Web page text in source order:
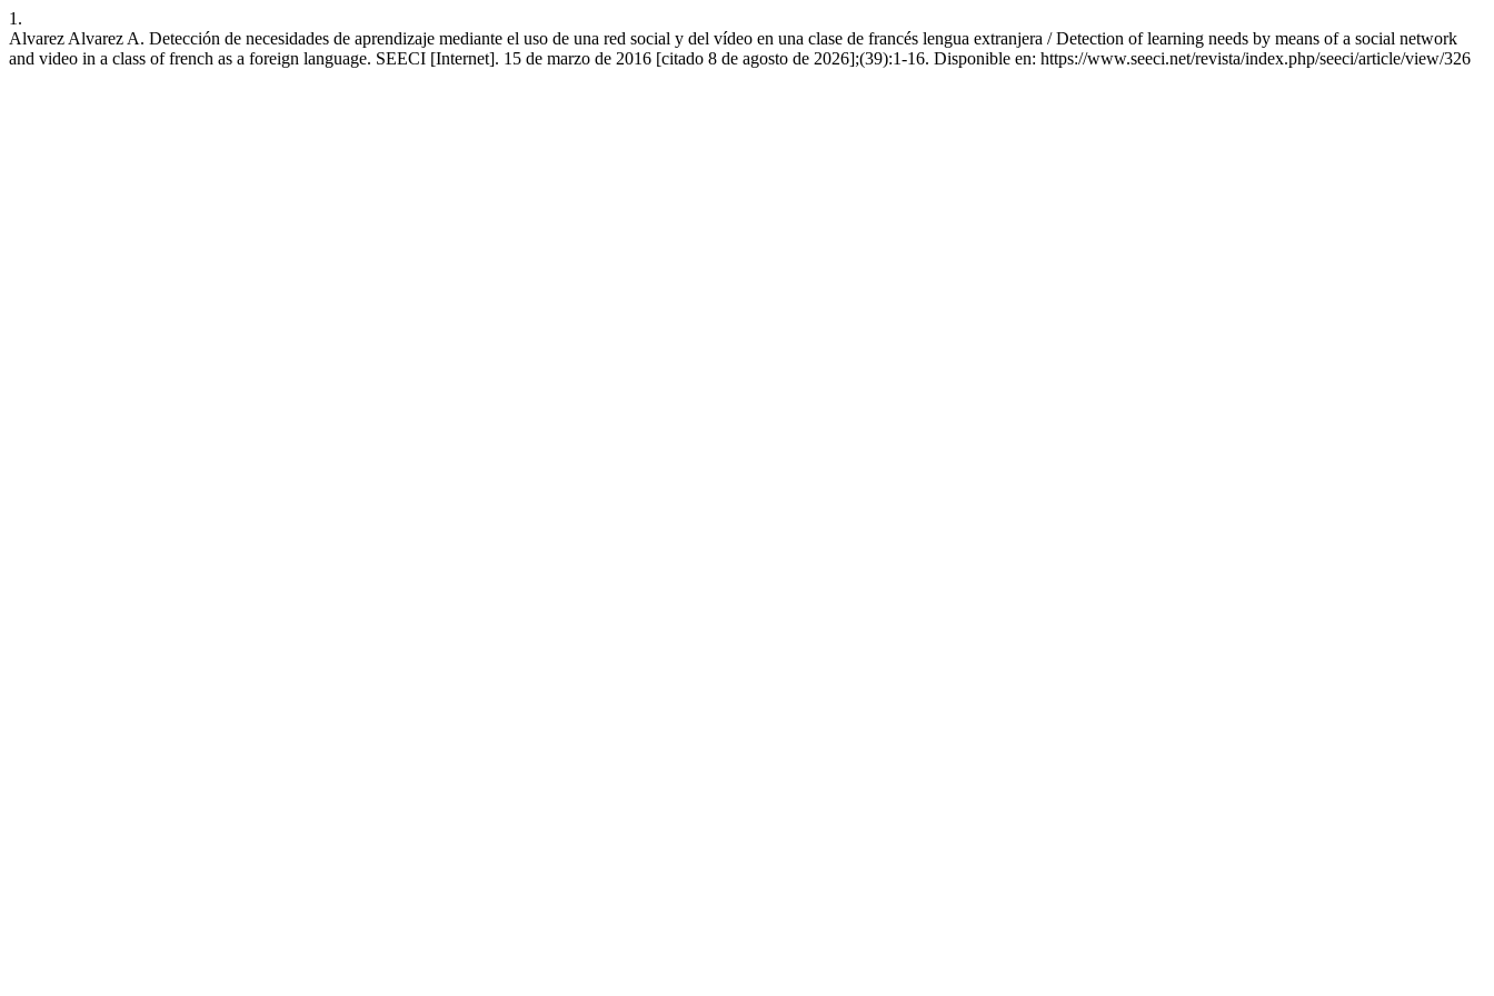
1.
Alvarez Alvarez A. Detección de necesidades de aprendizaje mediante el uso de una red social y del vídeo en una clase de francés lengua extranjera / Detection of learning needs by means of a social network
and video in a class of french as a foreign language. SEECI [Internet]. 15 de marzo de 2016 [citado 8 de agosto de 2026];(39):1-16. Disponible en: https://www.seeci.net/revista/index.php/seeci/article/view/326